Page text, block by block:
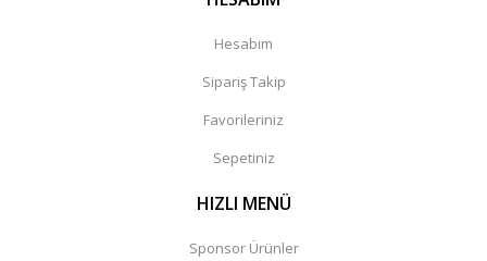
Hesabım
Sipariş Takip
Favorileriniz
Sepetiniz
HIZLI MENÜ
Sponsor Ürünler